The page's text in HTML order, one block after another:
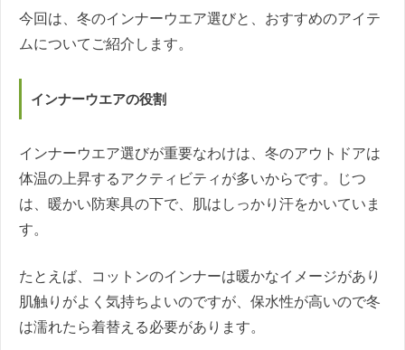
今回は、冬のインナーウエア選びと、おすすめのアイテ
ムについてご紹介します。
インナーウエアの役割
インナーウエア選びが重要なわけは、冬のアウトドアは
体温の上昇するアクティビティが多いからです。じつ
は、暖かい防寒具の下で、肌はしっかり汗をかいていま
す。
たとえば、コットンのインナーは暖かなイメージがあり
肌触りがよく気持ちよいのですが、保水性が高いので冬
は濡れたら着替える必要があります。